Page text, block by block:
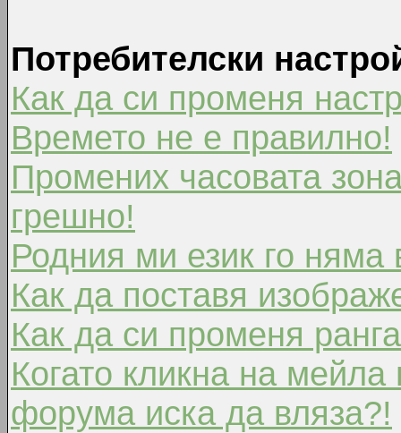
Потребителски
Как да си променя
Времето не е правилно!
Промених часовата
грешно!
Родния ми език го няма
Как да поставя
Как да си променя
Когато кликна на
форума иска да вляза?!